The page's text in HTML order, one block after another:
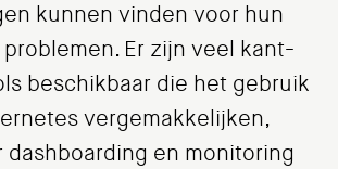
kunnen vinden voor hun
Er zijn veel kant-
beschikbaar die het gebruik
vergemakkelijken,
dashboarding en monitoring